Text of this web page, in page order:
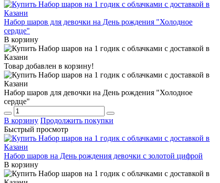
Набор шаров для девочки на День рождения "Холодное
сердце"
В корзину
Товар добавлен в корзину!
Набор шаров для девочки на День рождения "Холодное
сердце"
В корзину Продолжить покупки
Быстрый просмотр
Набор шаров на День рождения девочки с золотой цифрой
В корзину